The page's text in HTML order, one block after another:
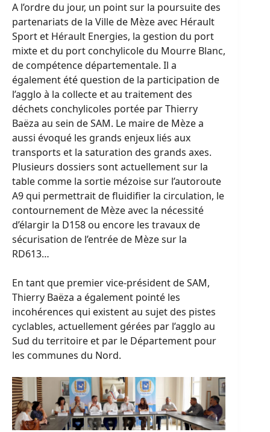
A l’ordre du jour, un point sur la poursuite des
partenariats de la Ville de Mèze avec Hérault
Sport et Hérault Energies, la gestion du port
mixte et du port conchylicole du Mourre Blanc,
de compétence départementale. Il a
également été question de la participation de
l’agglo à la collecte et au traitement des
déchets conchylicoles portée par Thierry
Baëza au sein de SAM. Le maire de Mèze a
aussi évoqué les grands enjeux liés aux
transports et la saturation des grands axes.
Plusieurs dossiers sont actuellement sur la
table comme la sortie mézoise sur l’autoroute
A9 qui permettrait de fluidifier la circulation, le
contournement de Mèze avec la nécessité
d’élargir la D158 ou encore les travaux de
sécurisation de l’entrée de Mèze sur la
RD613…
En tant que premier vice-président de SAM,
Thierry Baëza a également pointé les
incohérences qui existent au sujet des pistes
cyclables, actuellement gérées par l’agglo au
Sud du territoire et par le Département pour
les communes du Nord.